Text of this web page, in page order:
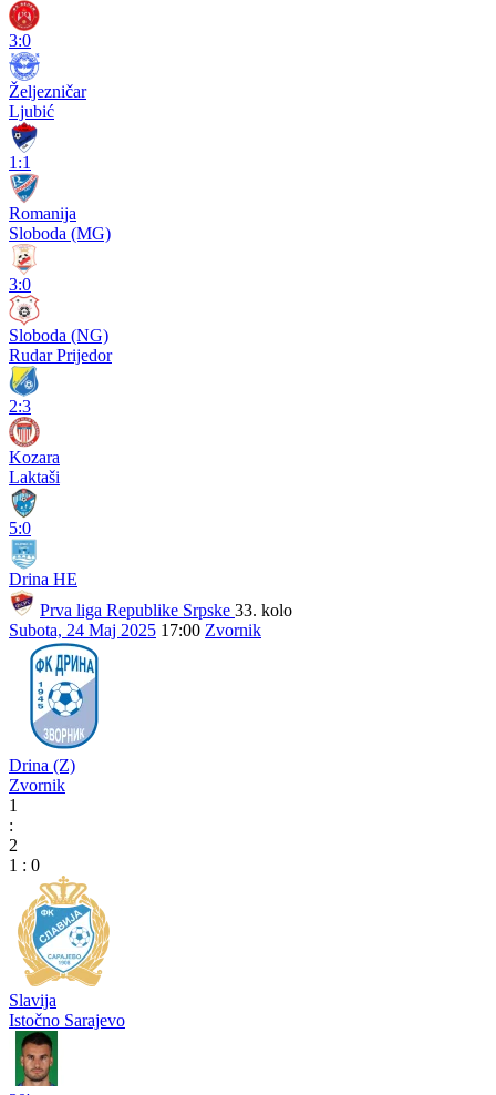
3:0
Željezničar
Ljubić
1:1
Romanija
Sloboda (MG)
3:0
Sloboda (NG)
Rudar Prijedor
2:3
Kozara
Laktaši
5:0
Drina HE
Prva liga Republike Srpske 33. kolo
Subota, 24 Maj 2025 17:00 Zvornik
Drina (Z)
Zvornik
1
:
2
1 : 0
Slavija
Istočno Sarajevo